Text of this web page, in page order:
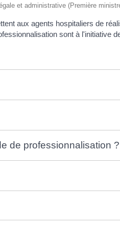
et administrative (Première
aux agents hospitaliers de
sont à l'initiative
de professionnalisation ?